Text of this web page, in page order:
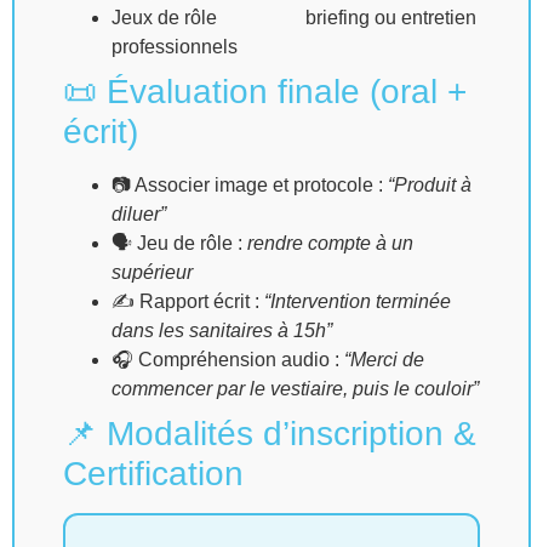
Jeux de rôle
professionnels
briefing ou entretien
📜 Évaluation finale (oral +
écrit)
📷 Associer image et protocole : “Produit à
diluer”
🗣 Jeu de rôle : rendre compte à un
supérieur
✍️ Rapport écrit : “Intervention terminée
dans les sanitaires à 15h”
🎧 Compréhension audio : “Merci de
commencer par le vestiaire, puis le couloir”
📌 Modalités d’inscription &
Certification